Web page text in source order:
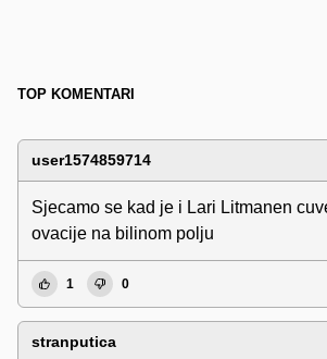
TOP KOMENTARI
user1574859714
Sjecamo se kad je i Lari Litmanen
ovacije na bilinom polju
1 0
stranputica